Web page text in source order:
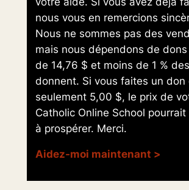
nous vous en remercions
Nous ne sommes pas des
mais nous dépendons de
de 14,76 $ et moins de 1 %
donnent. Si vous faites un don
seulement 5,00 $, le prix de
Catholic Online School
à prospérer. Merci.
Aidez-moi maintenant >